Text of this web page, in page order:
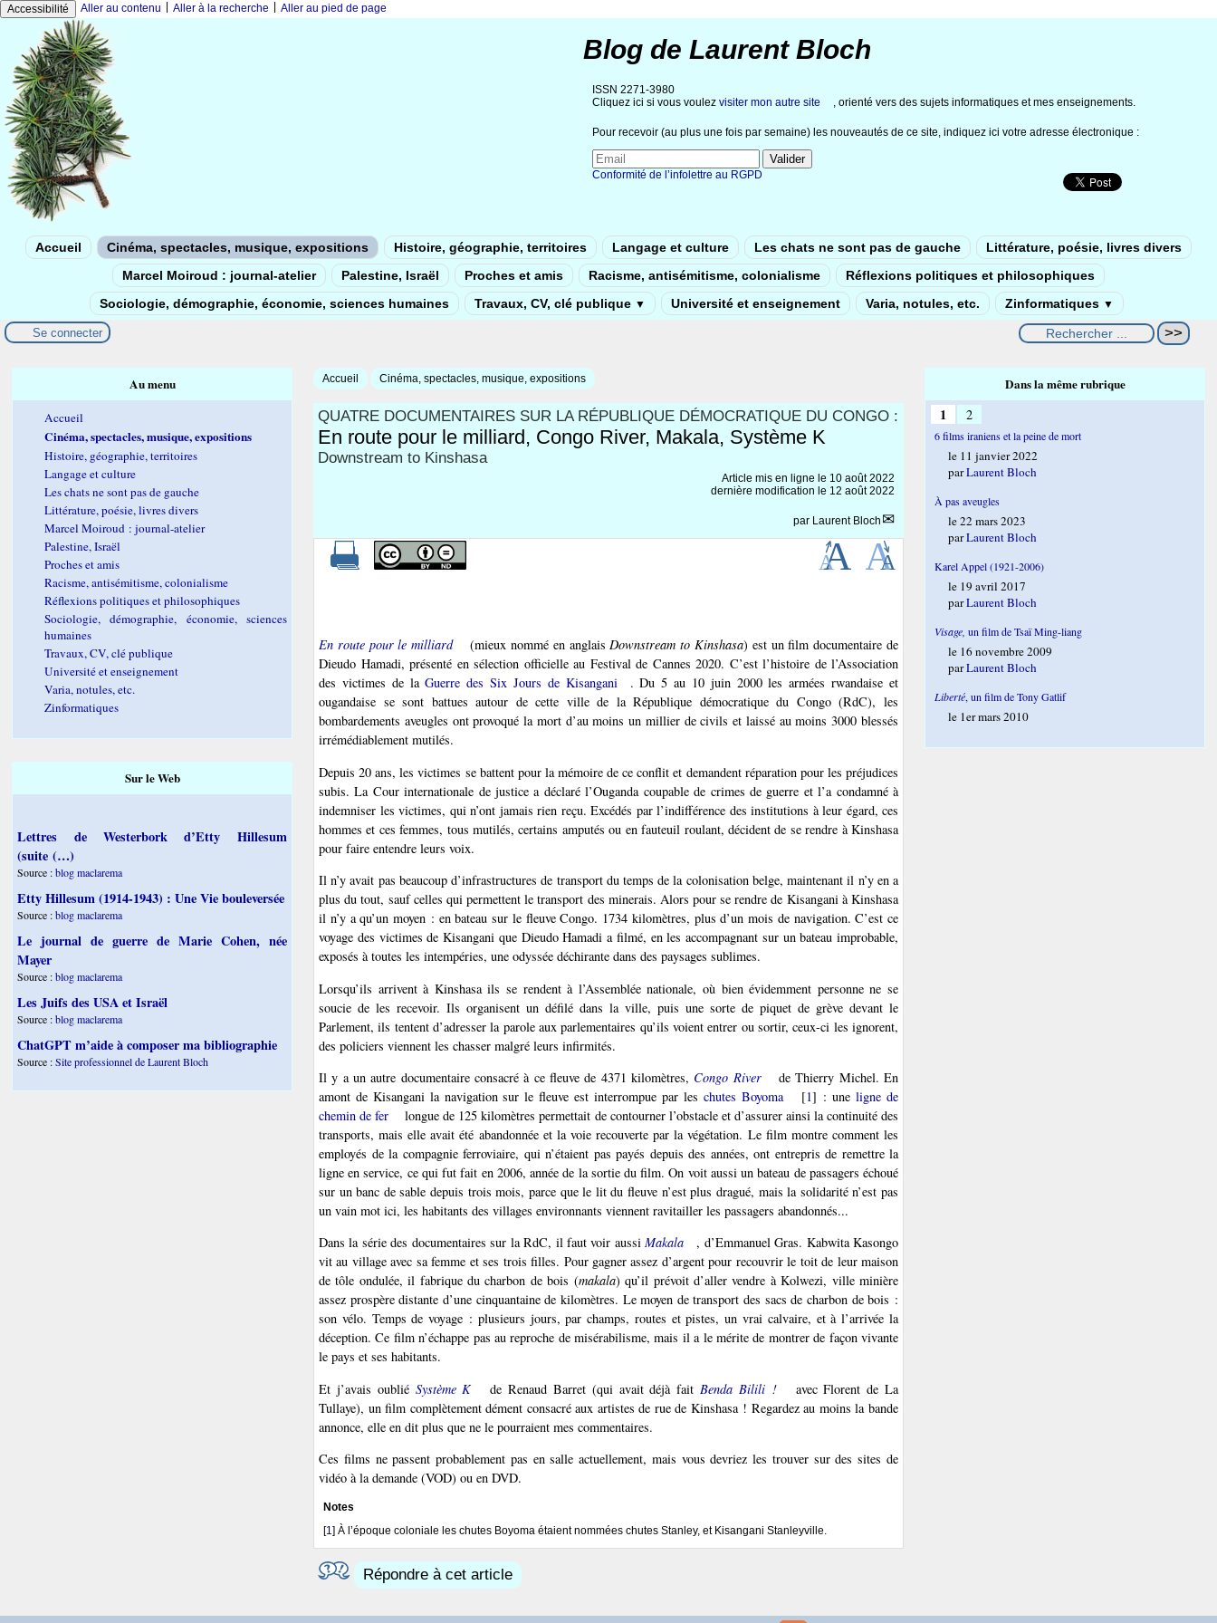
Accessibilité Aller au contenu Aller à la recherche Aller au pied de page
Blog de Laurent Bloch
ISSN 2271-3980
Cliquez ici si vous voulez visiter mon autre site , orienté vers des sujets informatiques et mes enseignements.
Pour recevoir (au plus une fois par semaine) les nouveautés de ce site, indiquez ici votre adresse électronique :
Conformité de l’infolettre au RGPD
Accueil Cinéma, spectacles, musique, expositions Histoire, géographie, territoires Langage et culture Les chats ne sont pas de gauche
Littérature, poésie, livres divers
Marcel Moiroud : journal-atelier
Palestine, Israël Proches et amis Racisme, antisémitisme, colonialisme
Réflexions politiques et philosophiques
Sociologie, démographie, économie, sciences humaines
Travaux, CV, clé publique ▼ Université et enseignement Varia, notules, etc. Zinformatiques ▼
Se connecter
Accueil Cinéma, spectacles, musique, expositions
QUATRE DOCUMENTAIRES SUR LA RÉPUBLIQUE DÉMOCRATIQUE DU CONGO :
En route pour le milliard, Congo River, Makala, Système K
Downstream to Kinshasa
Article mis en ligne le 10 août 2022
dernière modification le 12 août 2022
par Laurent Bloch
En route pour le milliard (mieux nommé en anglaisDownstream to Kinshasa) est un film documentaire de
Dieudo Hamadi, présenté en sélection officielle au Festival de Cannes 2020. C’est l’histoire de l’Association
des victimes de laGuerre des Six Jours de Kisangani
. Du 5 au 10 juin 2000 les armées rwandaise et
ougandaise se sont battues autour de cette ville de la République démocratique du Congo (RdC), les
bombardements aveugles ont provoqué la mort d’au moins un millier de civils et laissé au moins 3000 blessés
irrémédiablement mutilés.
Depuis 20 ans, les victimes se battent pour la mémoire de ce conflit et demandent réparation pour les préjudices
subis. La Cour internationale de justice a déclaré l’Ouganda coupable de crimes de guerre et l’a condamné à
indemniser les victimes, qui n’ont jamais rien reçu. Excédés par l’indifférence des institutions à leur égard, ces
hommes et ces femmes, tous mutilés, certains amputés ou en fauteuil roulant, décident de se rendre à Kinshasa
pour faire entendre leurs voix.
Il n’y avait pas beaucoup d’infrastructures de transport du temps de la colonisation belge, maintenant il n’y en a
plus du tout, sauf celles qui permettent le transport des minerais. Alors pour se rendre de Kisangani à Kinshasa
il n’y a qu’un moyen : en bateau sur le fleuve Congo. 1734 kilomètres, plus d’un mois de navigation. C’est ce
voyage des victimes de Kisangani que Dieudo Hamadi a filmé, en les accompagnant sur un bateau improbable,
exposés à toutes les intempéries, une odyssée déchirante dans des paysages sublimes.
Lorsqu’ils arrivent à Kinshasa ils se rendent à l’Assemblée nationale, où bien évidemment personne ne se
soucie de les recevoir. Ils organisent un défilé dans la ville, puis une sorte de piquet de grève devant le
Parlement, ils tentent d’adresser la parole aux parlementaires qu’ils voient entrer ou sortir, ceux-ci les ignorent,
des policiers viennent les chasser malgré leurs infirmités.
Il y a un autre documentaire consacré à ce fleuve de 4371 kilomètres, Congo River
de Thierry Michel. En
amont de Kisangani la navigation sur le fleuve est interrompue par les chutes Boyoma [1] : uneligne de
chemin de fer
longue de 125 kilomètres permettait de contourner l’obstacle et d’assurer ainsi la continuité des
transports, mais elle avait été abandonnée et la voie recouverte par la végétation. Le film montre comment les
employés de la compagnie ferroviaire, qui n’étaient pas payés depuis des années, ont entrepris de remettre la
ligne en service, ce qui fut fait en 2006, année de la sortie du film. On voit aussi un bateau de passagers échoué
sur un banc de sable depuis trois mois, parce que le lit du fleuve n’est plus dragué, mais la solidarité n’est pas
un vain mot ici, les habitants des villages environnants viennent ravitailler les passagers abandonnés...
Dans la série des documentaires sur la RdC, il faut voir aussiMakala
, d’Emmanuel Gras. Kabwita Kasongo
vit au village avec sa femme et ses trois filles. Pour gagner assez d’argent pour recouvrir le toit de leur maison
de tôle ondulée, il fabrique du charbon de bois (makala) qu’il prévoit d’aller vendre à Kolwezi, ville minière
assez prospère distante d’une cinquantaine de kilomètres. Le moyen de transport des sacs de charbon de bois :
son vélo. Temps de voyage : plusieurs jours, par champs, routes et pistes, un vrai calvaire, et à l’arrivée la
déception. Ce film n’échappe pas au reproche de misérabilisme, mais il a le mérite de montrer de façon vivante
le pays et ses habitants.
Et j’avais oublié Système K de Renaud Barret (qui avait déjà fait Benda Bilili !
avec Florent de La
Tullaye), un film complètement dément consacré aux artistes de rue de Kinshasa ! Regardez au moins la bande
annonce, elle en dit plus que ne le pourraient mes commentaires.
Ces films ne passent probablement pas en salle actuellement, mais vous devriez les trouver sur des sites de
vidéo à la demande (VOD) ou en DVD.
Notes
[1 ] À l’époque coloniale les chutes Boyoma étaient nommées chutes Stanley, et Kisangani Stanleyville.
Répondre à cet article
Au menu
Accueil
Cinéma, spectacles, musique, expositions
Histoire, géographie, territoires
Langage et culture
Les chats ne sont pas de gauche
Littérature, poésie, livres divers
Marcel Moiroud : journal-atelier
Palestine, Israël
Proches et amis
Racisme, antisémitisme, colonialisme
Réflexions politiques et philosophiques
Sociologie, démographie, économie, sciences
humaines
Travaux, CV, clé publique
Université et enseignement
Varia, notules, etc.
Zinformatiques
Sur le Web
Lettres de Westerbork d’Etty Hillesum
(suite (…)
Source :blog maclarema
Etty Hillesum (1914-1943) : Une Vie bouleversée
Source :blog maclarema
Le journal de guerre de Marie Cohen, née
Mayer
Source :blog maclarema
Les Juifs des USA et Israël
Source :blog maclarema
ChatGPT m’aide à composer ma bibliographie
Source :Site professionnel de Laurent Bloch
Dans la même rubrique
1 2
6 films iraniens et la peine de mort
le 11 janvier 2022
parLaurent Bloch
À pas aveugles
le 22 mars 2023
parLaurent Bloch
Karel Appel (1921-2006)
le 19 avril 2017
parLaurent Bloch
Visage, un film de Tsaï Ming-liang
le 16 novembre 2009
parLaurent Bloch
Liberté, un film de Tony Gatlif
le 1er mars 2010